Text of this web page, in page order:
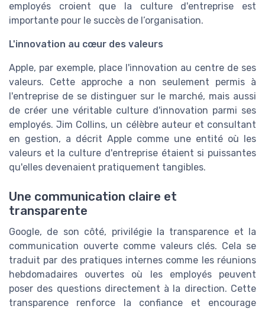
employés croient que la culture d'entreprise est
importante pour le succès de l’organisation.
L'innovation au cœur des valeurs
Apple, par exemple, place l'innovation au centre de ses
valeurs. Cette approche a non seulement permis à
l'entreprise de se distinguer sur le marché, mais aussi
de créer une véritable culture d'innovation parmi ses
employés. Jim Collins, un célèbre auteur et consultant
en gestion, a décrit Apple comme une entité où les
valeurs et la culture d'entreprise étaient si puissantes
qu'elles devenaient pratiquement tangibles.
Une communication claire et
transparente
Google, de son côté, privilégie la transparence et la
communication ouverte comme valeurs clés. Cela se
traduit par des pratiques internes comme les réunions
hebdomadaires ouvertes où les employés peuvent
poser des questions directement à la direction. Cette
transparence renforce la confiance et encourage